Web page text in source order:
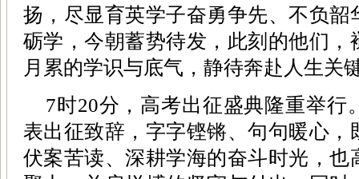
扬，尽显育英学子奋勇争先、不负
砺学，今朝蓄势待发，此刻的他们
月累的学识与底气，静待奔赴人生关
7时20分，高考出征盛典隆重举行
表出征致辞，字字铿锵、句句暖心
伏案苦读、深耕学海的奋斗时光，